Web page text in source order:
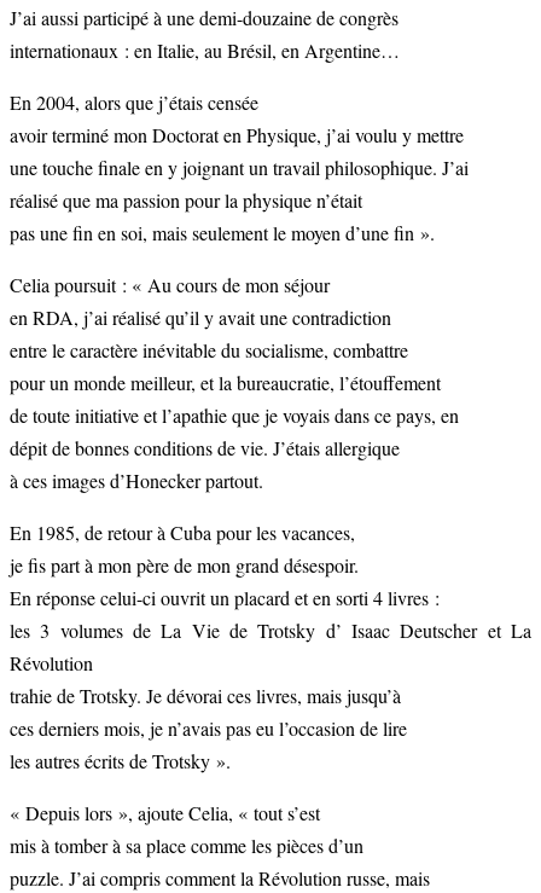
J’ai aussi participé à une demi-douzaine de congrès
internationaux : en Italie, au Brésil, en Argentine…
En 2004, alors que j’étais censée
avoir terminé mon Doctorat en Physique, j’ai voulu y mettre
une touche finale en y joignant un travail philosophique. J’ai
réalisé que ma passion pour la physique n’était
pas une fin en soi, mais seulement le moyen d’une fin ».
Celia poursuit : « Au cours de mon séjour
en RDA, j’ai réalisé qu’il y avait une contradiction
entre le caractère inévitable du socialisme, combattre
pour un monde meilleur, et la bureaucratie, l’étouffement
de toute initiative et l’apathie que je voyais dans ce pays, en
dépit de bonnes conditions de vie. J’étais allergique
à ces images d’Honecker partout.
En 1985, de retour à Cuba pour les vacances,
je fis part à mon père de mon grand désespoir.
En réponse celui-ci ouvrit un placard et en sorti 4 livres :
les 3 volumes de La Vie de Trotsky d’ Isaac Deutscher et La
Révolution
trahie de Trotsky. Je dévorai ces livres, mais jusqu’à
ces derniers mois, je n’avais pas eu l’occasion de lire
les autres écrits de Trotsky ».
« Depuis lors », ajoute Celia, « tout s’est
mis à tomber à sa place comme les pièces d’un
puzzle. J’ai compris comment la Révolution russe, mais